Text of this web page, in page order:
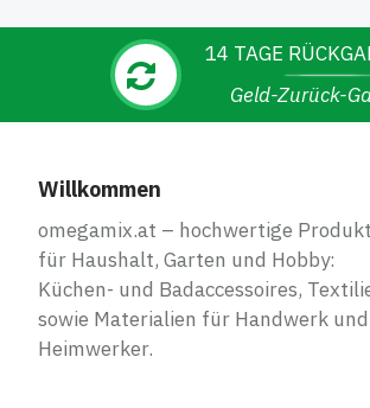
14 TAGE
Geld-Zurück-
Willkommen
omegamix.at – hochwertige
für Haushalt, Garten und Hobby:
Küchen- und Badaccessoires,
sowie Materialien für Handwerk und
Heimwerker.